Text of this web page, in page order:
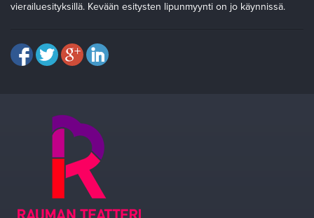
vierailuesityksillä. Kevään esitysten lipunmyynti on jo käynnissä.